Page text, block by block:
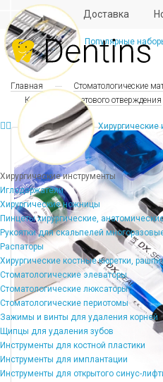
Отзывы Доставка
Популярные
Хирургические
Хирургические инструменты
Иглодержатели
Хирургические ножницы
Пинцеты хирургические,
Рукоятки для скальпелей
Распаторы
Хирургические костные кюретки,
Стоматологические элеваторы
Стоматологические люксаторы
Стоматологические периотомы
Зажимы и винты для удаления корней
Щипцы для удаления зубов
Инструменты для костной пластики
Инструменты для имплантации
Инструменты для открытого синус-
Главная
Стоматологические
Композиты светового отверждения